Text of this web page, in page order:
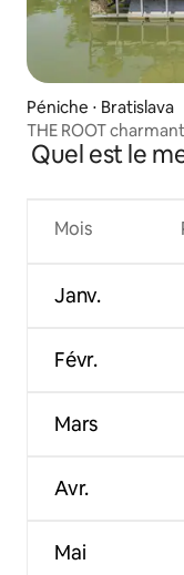
Péniche ⋅ Bratislava
THE ROOT
Quel est le
Mois
Janv.
Févr.
Mars
Avr.
Mai